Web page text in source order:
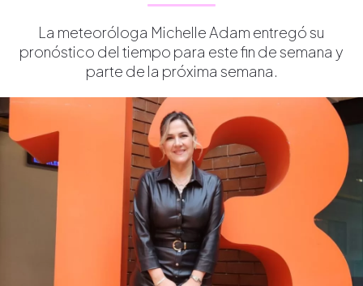
La meteoróloga Michelle Adam entregó su
pronóstico del tiempo para este fin de semana y
parte de la próxima semana.